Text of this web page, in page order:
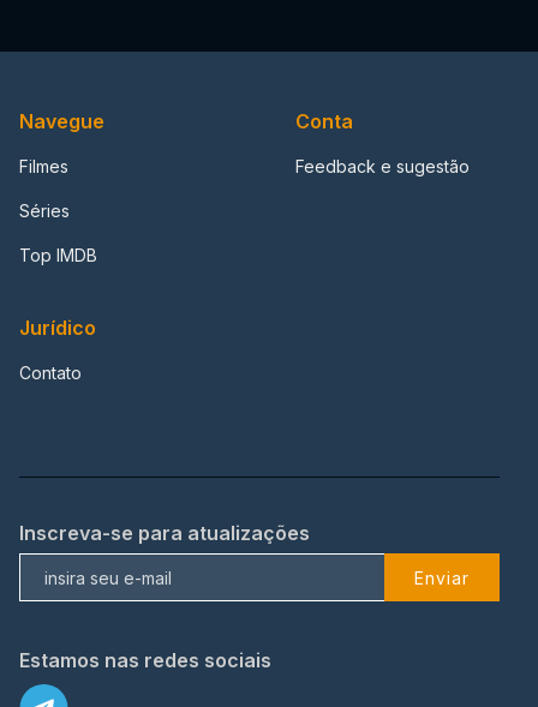
Navegue
Filmes
Séries
Top IMDB
Conta
Feedback e sugestão
Jurídico
Contato
Inscreva-se para atualizações
Enviar
Estamos nas redes sociais